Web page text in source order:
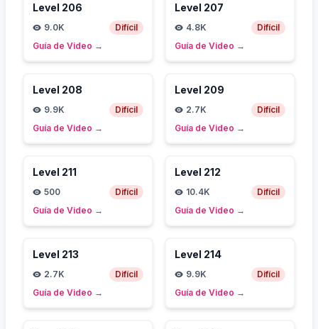
Level 206
9.0K
Difícil
Guía de Video →
Level 207
4.8K
Difícil
Guía de Video →
Level 208
9.9K
Difícil
Guía de Video →
Level 209
2.7K
Difícil
Guía de Video →
Level 211
500
Difícil
Guía de Video →
Level 212
10.4K
Difícil
Guía de Video →
Level 213
2.7K
Difícil
Guía de Video →
Level 214
9.9K
Difícil
Guía de Video →